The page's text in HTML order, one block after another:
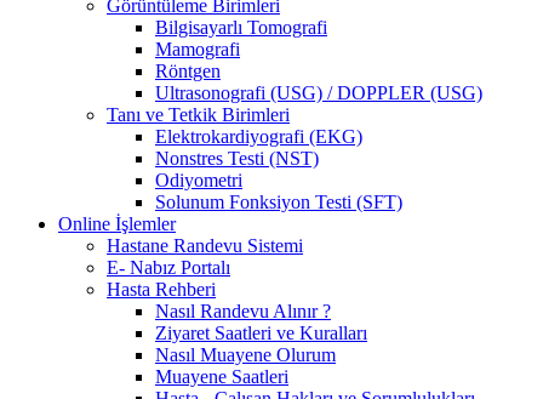
Görüntüleme Birimleri
Bilgisayarlı Tomografi
Mamografi
Röntgen
Ultrasonografi (USG) / DOPPLER (USG)
Tanı ve Tetkik Birimleri
Elektrokardiyografi (EKG)
Nonstres Testi (NST)
Odiyometri
Solunum Fonksiyon Testi (SFT)
Online İşlemler
Hastane Randevu Sistemi
E- Nabız Portalı
Hasta Rehberi
Nasıl Randevu Alınır ?
Ziyaret Saatleri ve Kuralları
Nasıl Muayene Olurum
Muayene Saatleri